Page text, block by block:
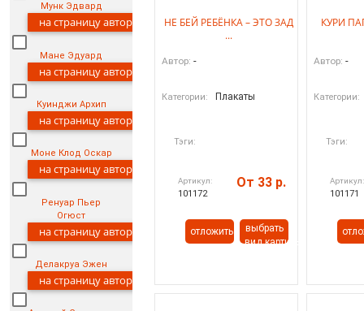
Мунк Эдвард
на страницу автора
Мане Эдуард
на страницу автора
Куинджи Архип
на страницу автора
Моне Клод Оскар
на страницу автора
Ренуар Пьер
Огюст
на страницу автора
Делакруа Эжен
на страницу автора
НЕ БЕЙ РЕБЁНКА – ЭТО ЗАД
...
Автор: -
Категории: Плакаты
Тэги:
Артикул:
101172
От 33 р.
отложить
выбрать
вид картины
КУРИ
Автор: -
Категории:
Тэги:
Артикул:
101171